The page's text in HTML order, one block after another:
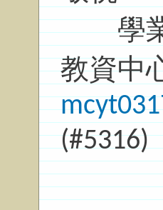
學業
教資中
(#5316)